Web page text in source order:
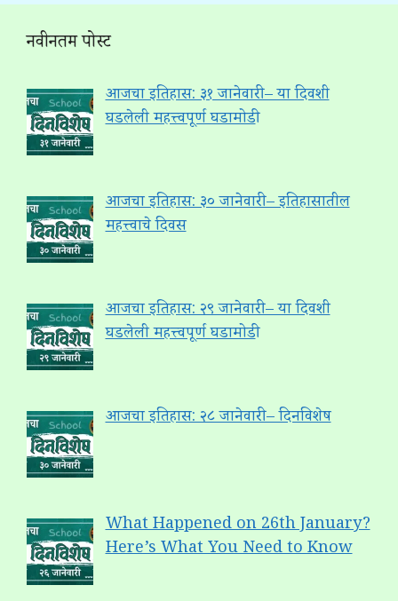
नवीनतम पोस्ट
आजचा इतिहास: ३१ जानेवारी – या दिवशी
घडलेली महत्त्वपूर्ण घडामोडी
आजचा इतिहास: ३० जानेवारी – इतिहासातील
महत्त्वाचे दिवस
आजचा इतिहास: २९ जानेवारी – या दिवशी
घडलेली महत्त्वपूर्ण घडामोडी
आजचा इतिहास: २८ जानेवारी – दिनविशेष
What Happened on 26th January?
Here’s What You Need to Know